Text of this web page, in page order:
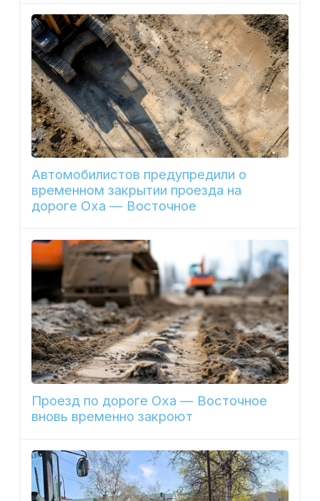
Автомобилистов предупредили о
временном закрытии проезда на
дороге Оха — Восточное
Проезд по дороге Оха — Восточное
вновь временно закроют